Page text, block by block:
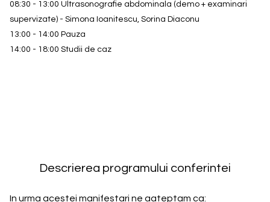
08:30 - 13:00 Ultrasonografie abdominala (demo + examinari
supervizate) - Simona Ioanitescu, Sorina Diaconu
13:00 - 14:00 Pauza
14:00 - 18:00 Studii de caz
Descrierea programului conferintei
In urma acestei manifestari ne aateptam ca: